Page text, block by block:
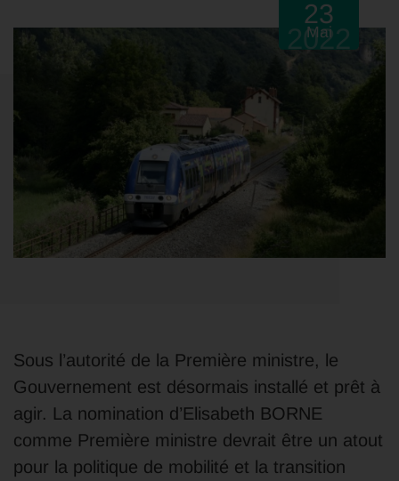
23
Mai
2022
Sous l’autorité de la Première ministre, le
Gouvernement est désormais installé et prêt à
agir. La nomination d’Elisabeth BORNE
comme Première ministre devrait être un atout
pour la politique de mobilité et la transition